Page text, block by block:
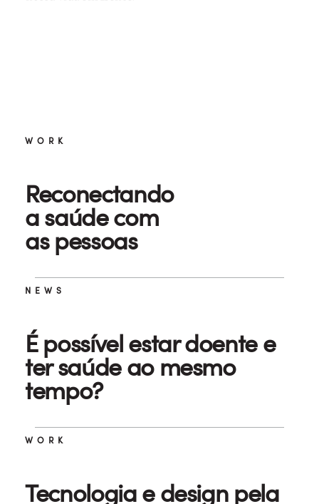
WORK
Reconectando
a saúde com
as pessoas
NEWS
É possível estar doente e
ter saúde ao mesmo
tempo?
WORK
Tecnologia e design pela